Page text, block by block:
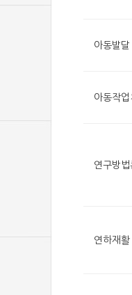
아동발달
아동작
연구방법
연하재활